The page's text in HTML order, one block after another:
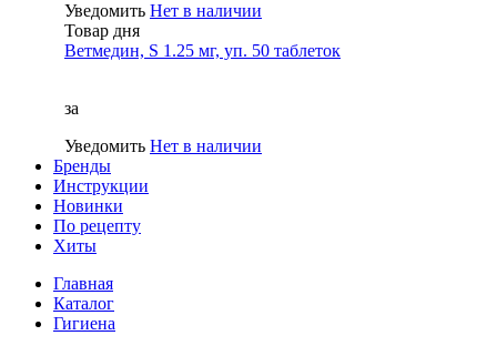
Уведомить Нет в наличии
Товар дня
Ветмедин, S 1.25 мг, уп. 50 таблеток
за
Уведомить Нет в наличии
Бренды
Инструкции
Новинки
По рецепту
Хиты
Главная
Каталог
Гигиена